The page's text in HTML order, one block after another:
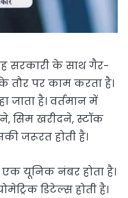
सरकारी के साथ गैर-
तौर पर काम करता है।
है। वर्तमान में
सिम खरीदने, स्टॉक
जरूरत होती है।
एक यूनिक नंबर होता है।
डिटेल्स होती है।